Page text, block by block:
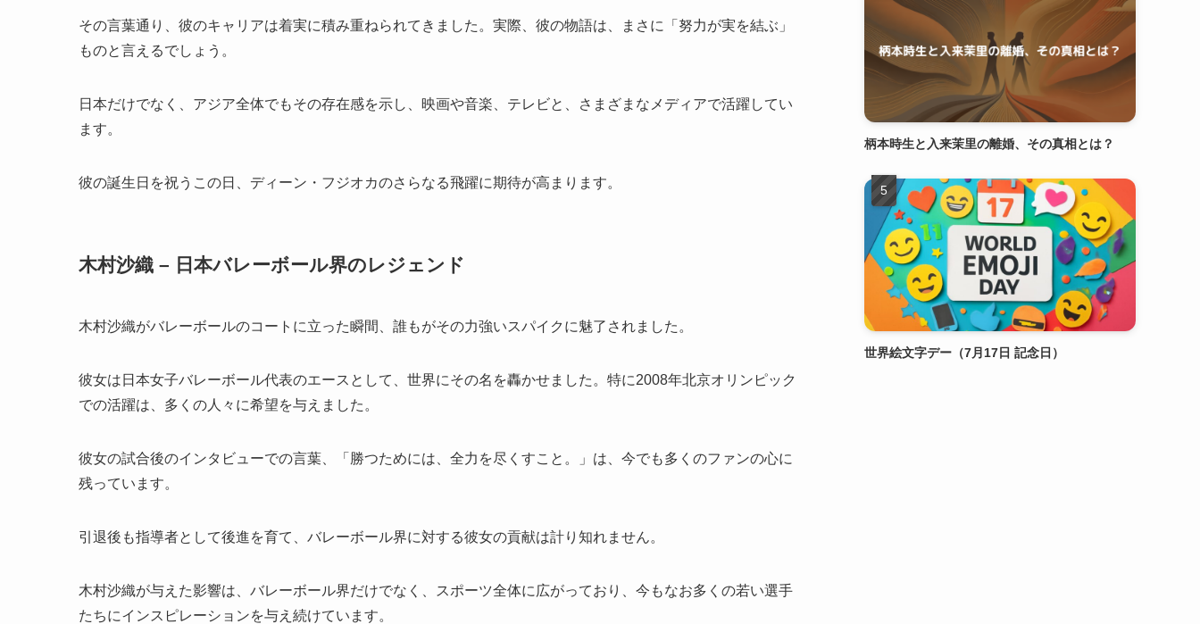
その言葉通り、彼のキャリアは着実に積み重ねられてきました。実際、彼の物語は、まさに「努力が実を結ぶ」
ものと言えるでしょう。
日本だけでなく、アジア全体でもその存在感を示し、映画や音楽、テレビと、さまざまなメディアで活躍してい
ます。
彼の誕生日を祝うこの日、ディーン・フジオカのさらなる飛躍に期待が高まります。
木村沙織 – 日本バレーボール界のレジェンド
木村沙織がバレーボールのコートに立った瞬間、誰もがその力強いスパイクに魅了されました。
彼女は日本女子バレーボール代表のエースとして、世界にその名を轟かせました。特に2008年北京オリンピック
での活躍は、多くの人々に希望を与えました。
彼女の試合後のインタビューでの言葉、「勝つためには、全力を尽くすこと。」は、今でも多くのファンの心に
残っています。
引退後も指導者として後進を育て、バレーボール界に対する彼女の貢献は計り知れません。
木村沙織が与えた影響は、バレーボール界だけでなく、スポーツ全体に広がっており、今もなお多くの若い選手
たちにインスピレーションを与え続けています。
柄本時生と入来茉里の離婚、その真相とは？
世界絵文字デー（7月17日 記念日）